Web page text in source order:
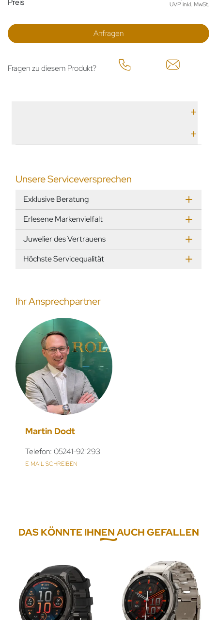
Preis UVP inkl. MwSt.
Anfragen
Fragen zu diesem Produkt?
Ihr Ansprechpartner
Martin Dodt
Telefon: 05241-921293
E-MAIL SCHREIBEN
Unsere Serviceversprechen
Exklusive Beratung
Erlesene Markenvielfalt
Juwelier des Vertrauens
Höchste Servicequalität
DAS KÖNNTE IHNEN AUCH GEFALLEN